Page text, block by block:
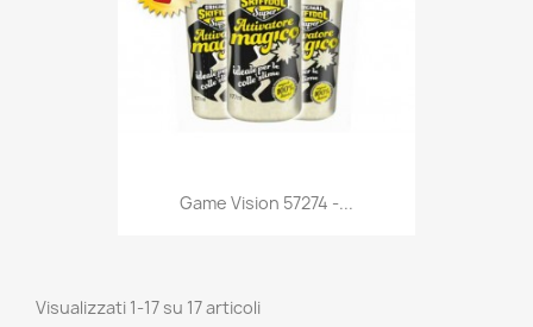
Anteprima
Game Vision 57274 -...
Visualizzati 1-17 su 17 articoli